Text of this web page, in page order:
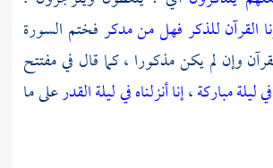
القرآن للذكر فهل من مدكرفختم السورة
وإن لم يكن مذكورا ، كما قال في مفتتح
ليلة مباركة،إنا أنزلناه في ليلة القدرعلى ما